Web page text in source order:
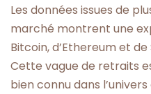
Les données issues de
marché montrent une
Bitcoin, d’Ethereum et de
Cette vague de retraits
bien connu dans